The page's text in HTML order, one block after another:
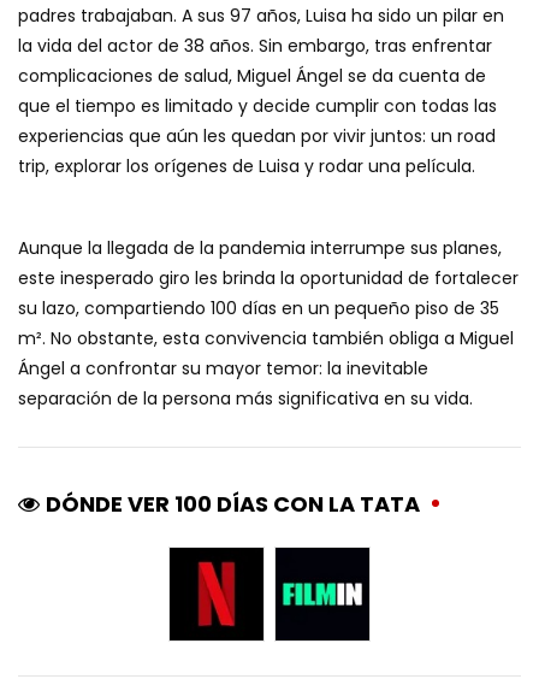
padres trabajaban. A sus 97 años, Luisa ha sido un pilar en
la vida del actor de 38 años. Sin embargo, tras enfrentar
complicaciones de salud, Miguel Ángel se da cuenta de
que el tiempo es limitado y decide cumplir con todas las
experiencias que aún les quedan por vivir juntos: un road
trip, explorar los orígenes de Luisa y rodar una película.
Aunque la llegada de la pandemia interrumpe sus planes,
este inesperado giro les brinda la oportunidad de fortalecer
su lazo, compartiendo 100 días en un pequeño piso de 35
m². No obstante, esta convivencia también obliga a Miguel
Ángel a confrontar su mayor temor: la inevitable
separación de la persona más significativa en su vida.
DÓNDE VER 100 DÍAS CON LA TATA